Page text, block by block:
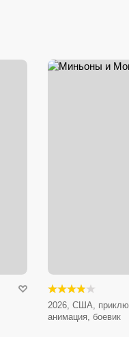
2026, США,
анимация, боевик